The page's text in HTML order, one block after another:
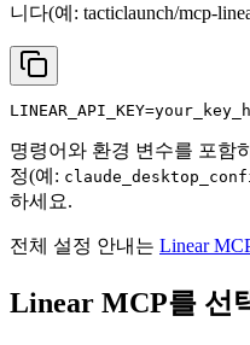
니다(예: tacticlaunch/mcp-
명령어와 환경 변수를 포함
정(예:
하세요.
전체 설정 안내는 Linear
Linear MCP를 선